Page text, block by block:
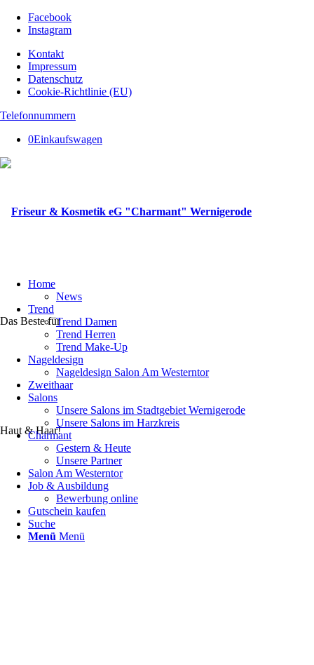
Facebook
Instagram
Kontakt
Impressum
Datenschutz
Cookie-Richtlinie (EU)
Telefonnummern
0Einkaufswagen
Das Beste für
Haut & Haar!
Home
News
Trend
Trend Damen
Trend Herren
Trend Make-Up
Nageldesign
Nageldesign Salon Am Westerntor
Zweithaar
Salons
Unsere Salons im Stadtgebiet Wernigerode
Unsere Salons im Harzkreis
Charmant
Gestern & Heute
Unsere Partner
Salon Am Westerntor
Job & Ausbildung
Bewerbung online
Gutschein kaufen
Suche
Menü Menü